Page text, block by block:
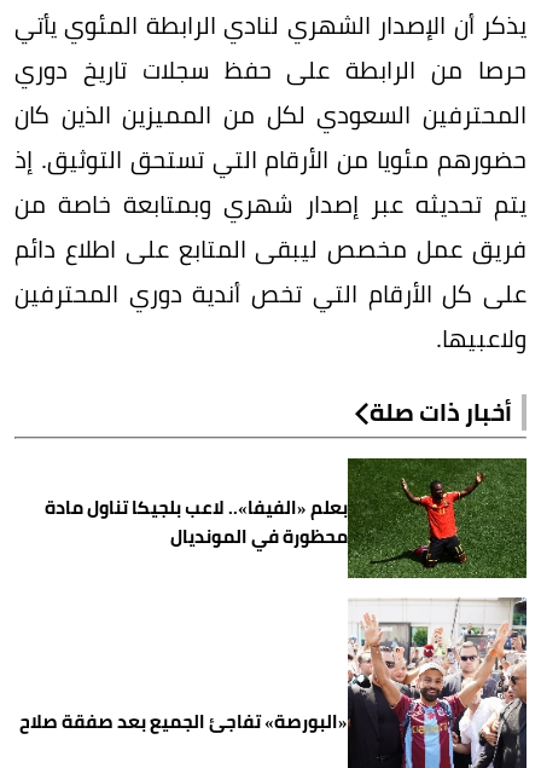
يذكر أن الإصدار الشهري لنادي الرابطة المئوي يأتي
حرصا من الرابطة على حفظ سجلات تاريخ دوري
المحترفين السعودي لكل من المميزين الذين كان
حضورهم مئويا من الأرقام التي تستحق التوثيق. إذ
يتم تحديثه عبر إصدار شهري وبمتابعة خاصة من
فريق عمل مخصص ليبقى المتابع على اطلاع دائم
على كل الأرقام التي تخص أندية دوري المحترفين
ولاعبيها.
أخبار ذات صلة
بعلم «الفيفا».. لاعب بلجيكا تناول مادة
محظورة في المونديال
«البورصة» تفاجئ الجميع بعد صفقة صلاح